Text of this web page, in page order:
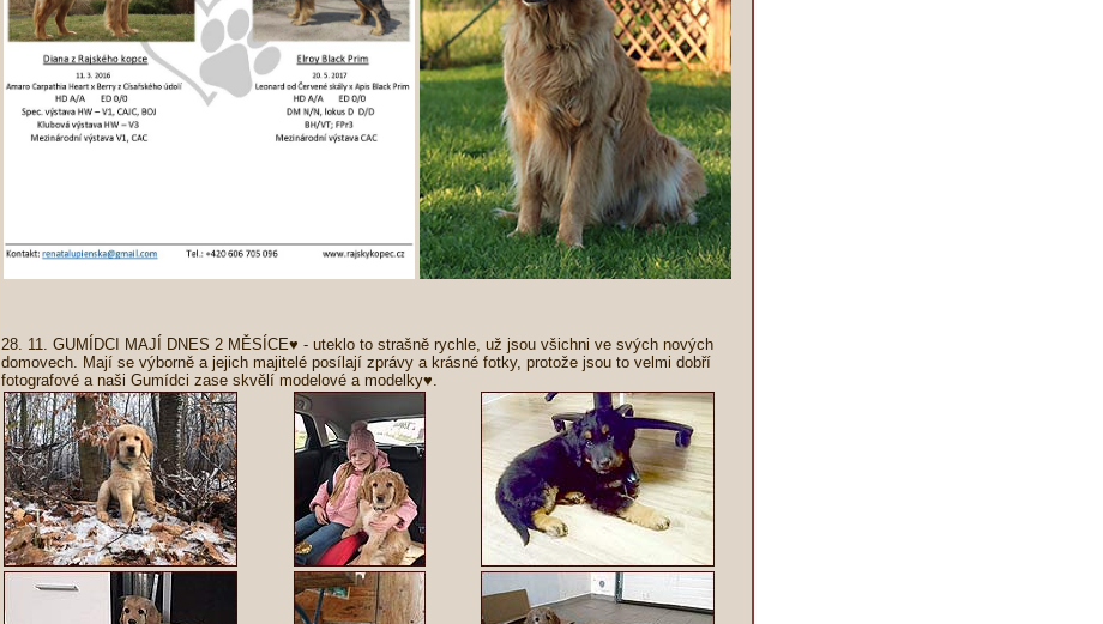
28. 11. GUMÍDCI MAJÍ DNES 2 MĚSÍCE♥ - uteklo to strašně rychle, už jsou všichni ve svých nových
domovech. Mají se výborně a jejich majitelé posílají zprávy a krásné fotky, protože jsou to velmi dobří
fotografové a naši Gumídci zase skvělí modelové a modelky♥.